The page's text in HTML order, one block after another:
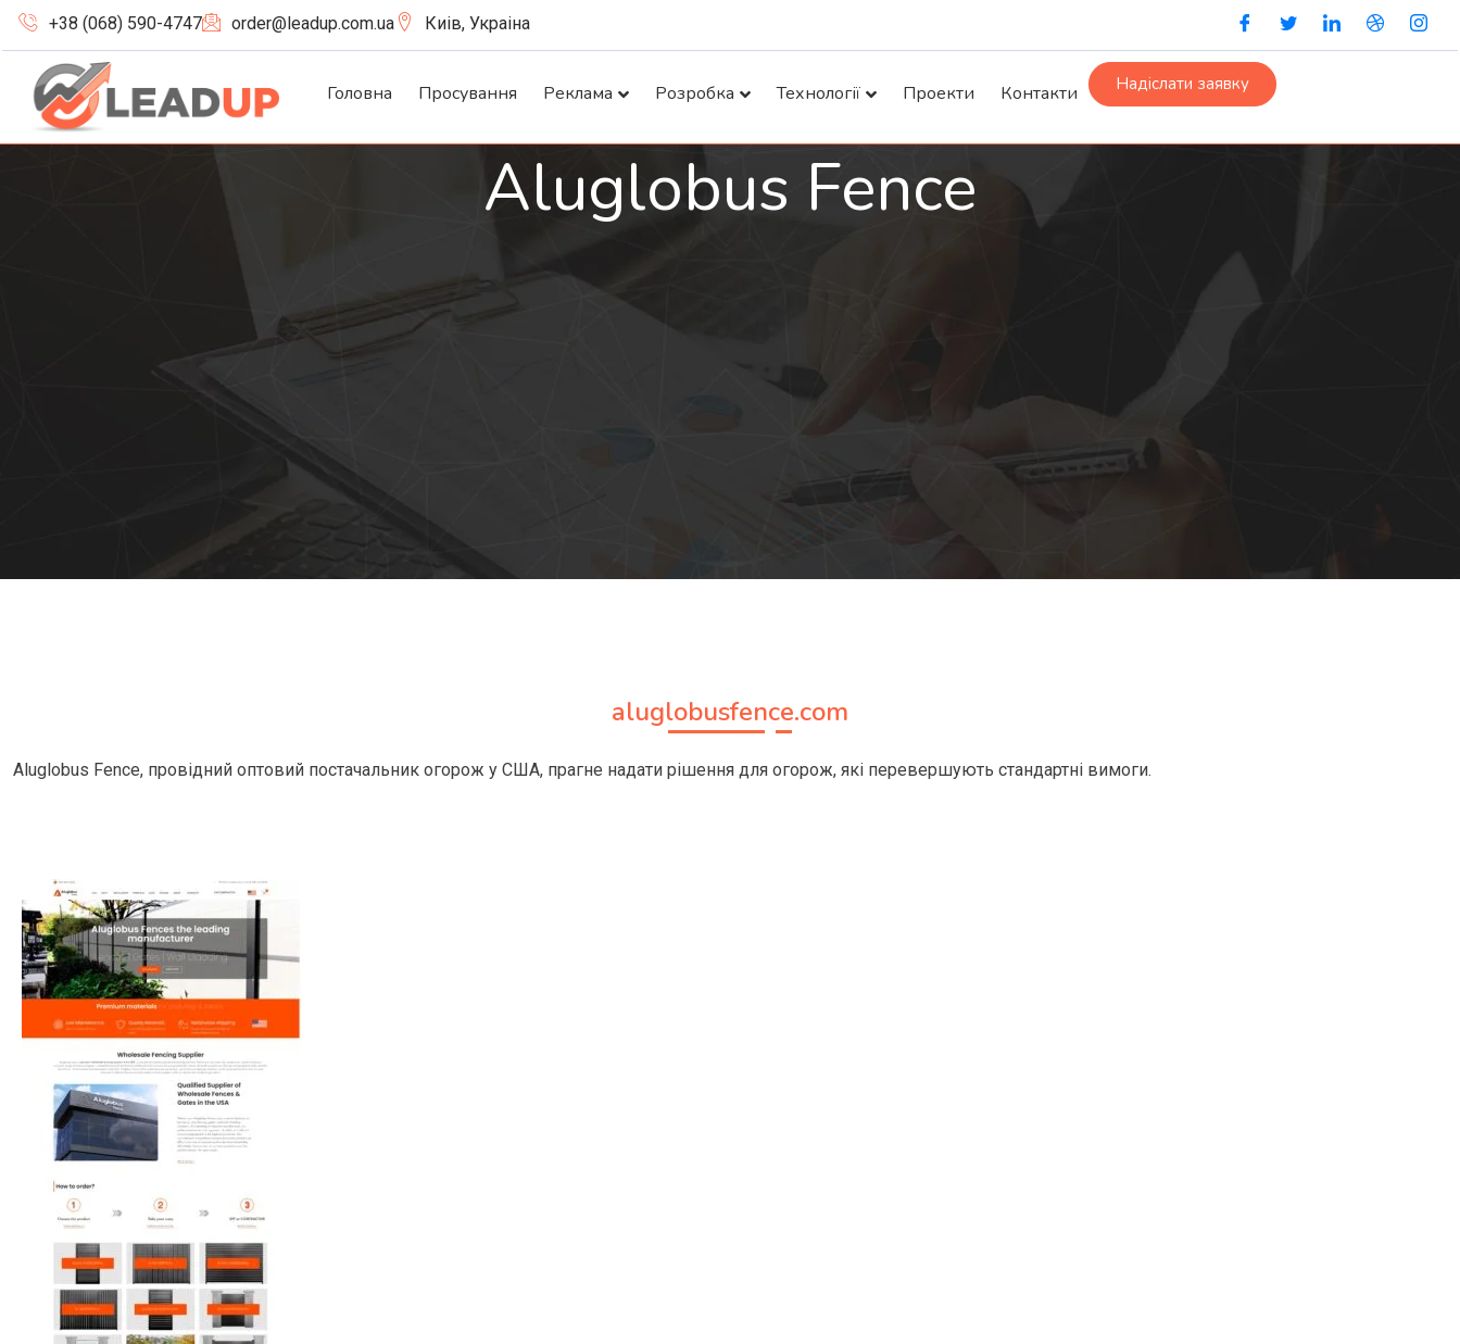
+38 (068) 590-4747 order@leadup.com.ua Киів, Украіна
Головна Просування Реклама Розробка Технології Проекти Контакти Надіслати заявку
Aluglobus Fence
aluglobusfence.com
Aluglobus Fence, провідний оптовий постачальник огорож у США, прагне надати рішення для огорож, які перевершують стандартні вимоги.